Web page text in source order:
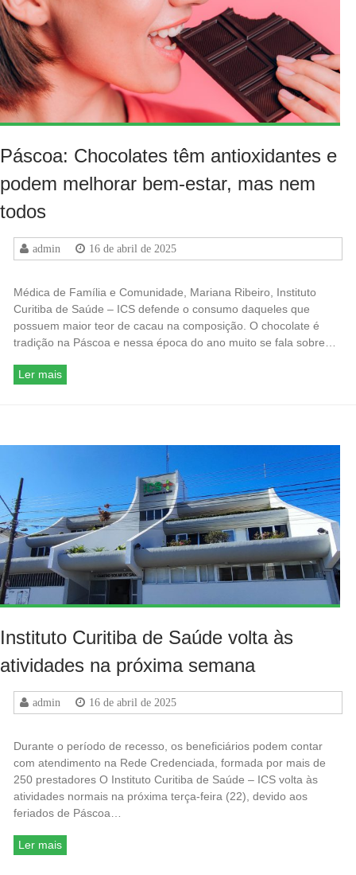
Páscoa: Chocolates têm antioxidantes e
podem melhorar bem-estar, mas nem
todos
admin 16 de abril de 2025
Médica de Família e Comunidade, Mariana Ribeiro, Instituto
Curitiba de Saúde – ICS defende o consumo daqueles que
possuem maior teor de cacau na composição. O chocolate é
tradição na Páscoa e nessa época do ano muito se fala sobre…
Ler mais
Instituto Curitiba de Saúde volta às
atividades na próxima semana
admin 16 de abril de 2025
Durante o período de recesso, os beneficiários podem contar
com atendimento na Rede Credenciada, formada por mais de
250 prestadores O Instituto Curitiba de Saúde – ICS volta às
atividades normais na próxima terça-feira (22), devido aos
feriados de Páscoa…
Ler mais